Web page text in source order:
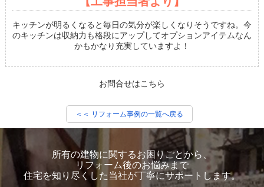
キッチンが明るくなると毎日の気分が楽しくなりそうですね。今
のキッチンは収納力も格段にアップしてオプションアイテムなん
かもかなり充実していますよ！
お問合せはこちら
＜＜ リフォーム事例の一覧へ戻る
所有の建物に関するお困りごとから、
リフォーム後のお悩みまで
住宅を知り尽くした当社が丁寧にサポートします。